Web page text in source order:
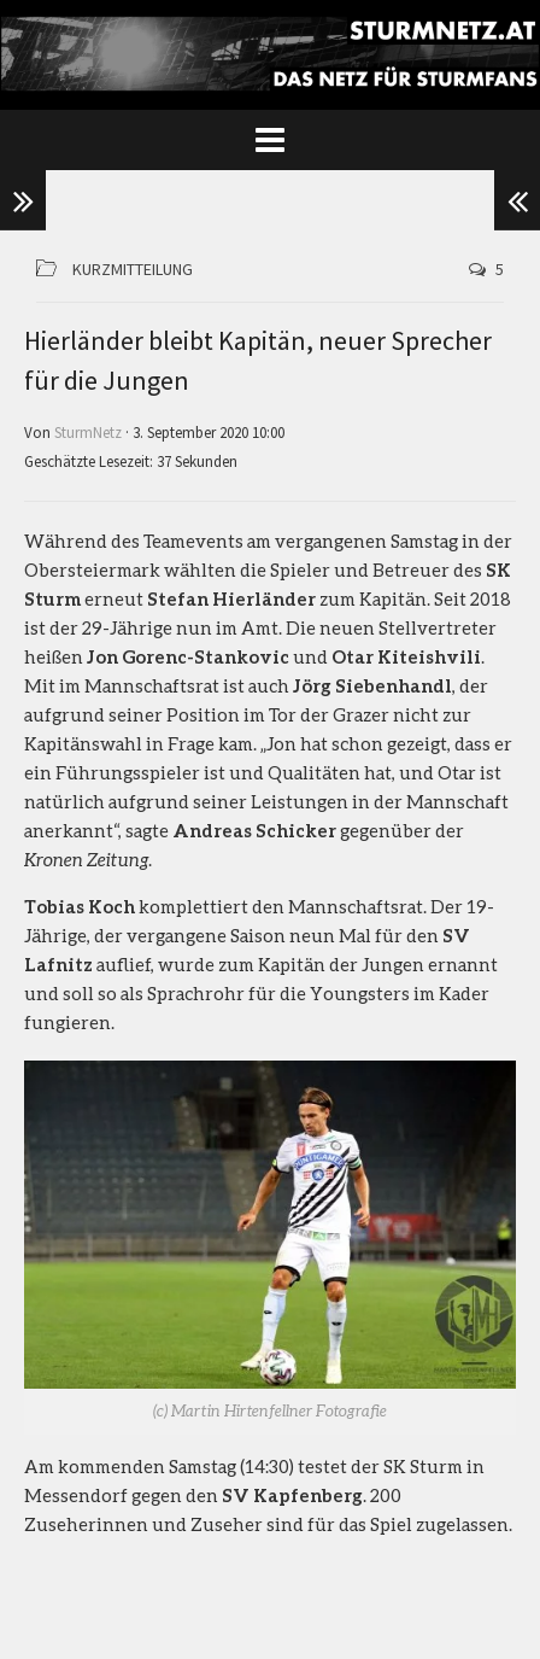
KURZMITTEILUNG 5
Hierländer bleibt Kapitän, neuer Sprecher
für die Jungen
Von SturmNetz · 3. September 2020 10:00
Geschätzte Lesezeit: 37 Sekunden
Während des Teamevents am vergangenen Samstag in der
Obersteiermark wählten die Spieler und Betreuer des SK
Sturmerneut Stefan Hierländer zum Kapitän. Seit 2018
ist der 29-Jährige nun im Amt. Die neuen Stellvertreter
heißen Jon Gorenc-Stankovicund Otar Kiteishvili.
Mit im Mannschaftsrat ist auch Jörg Siebenhandl, der
aufgrund seiner Position im Tor der Grazer nicht zur
Kapitänswahl in Frage kam. „Jon hat schon gezeigt, dass er
ein Führungsspieler ist und Qualitäten hat, und Otar ist
natürlich aufgrund seiner Leistungen in der Mannschaft
anerkannt“, sagte Andreas Schickergegenüber der
Kronen Zeitung.
Tobias Kochkomplettiert den Mannschaftsrat. Der 19-
Jährige, der vergangene Saison neun Mal für den SV
Lafnitz auflief, wurde zum Kapitän der Jungen ernannt
und soll so als Sprachrohr für die Youngsters im Kader
fungieren.
(c) Martin Hirtenfellner Fotografie
Am kommenden Samstag (14:30) testet der SK Sturm in
Messendorf gegen den SV Kapfenberg. 200
Zuseherinnen und Zuseher sind für das Spiel zugelassen.